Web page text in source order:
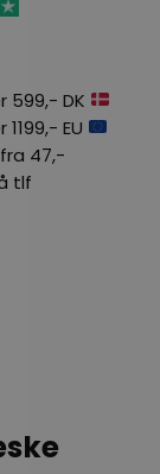
599,- DK
EU
47,-
tlf